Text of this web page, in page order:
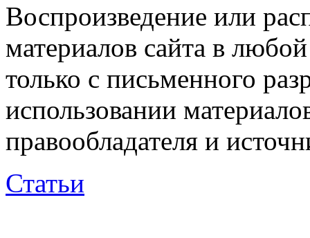
Воспроизведение или
материалов сайта в
только с письменного
использовании
правообладателя и
Статьи